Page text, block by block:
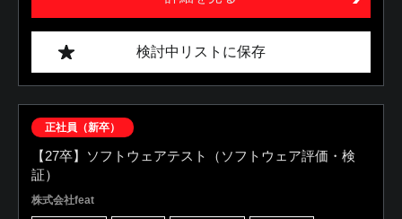
検討中リストに保存
正社員（新卒）
【27卒】ソフトウェアテスト（ソフトウェア評価・検
証）
株式会社feat